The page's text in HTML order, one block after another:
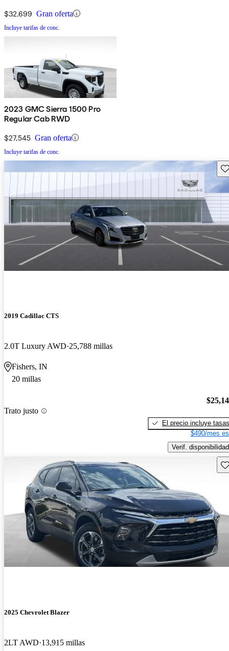
$32,699 Gran oferta
Incluye tarifas de conc.
2023 GMC Sierra 1500 Pro
Regular Cab RWD
$27,545 Gran oferta
Incluye tarifas de conc.
2019 Cadillac CTS
2.0T Luxury AWD 25,788 millas
Fishers, IN
20 millas
Trato justo
El precio incluye tasas
$490/mes
Verif. disponibilidad
2025 Chevrolet Blazer
2LT AWD 13,915 millas